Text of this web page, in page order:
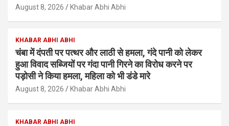
August 8, 2026 Khabar Abhi Abhi
KHABAR ABHI ABHI
चंबा में दंपती पर पत्थर और लाठी से हमला, गंदे पानी को लेकर
हुआ विवाद सब्जियों पर गंदा पानी गिरने का विरोध करने पर
पड़ोसी ने किया हमला, महिला को भी डंडे मारे
August 8, 2026 Khabar Abhi Abhi
KHABAR ABHI ABHI